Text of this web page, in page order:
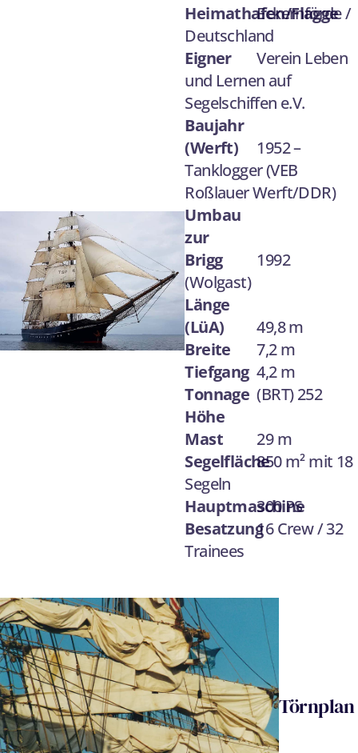
Heimathafen/Flagge
Eckernförde /
Deutschland
Eigner
Verein Leben
und Lernen auf
Segelschiffen e.V.
Baujahr
(Werft)
1952 –
Tanklogger (VEB
Roßlauer Werft/DDR)
Umbau
zur
Brigg
1992
(Wolgast)
Länge
(LüA)
49,8 m
Breite
7,2 m
Tiefgang 4,2 m
Tonnage (BRT) 252
Höhe
Mast
29 m
Segelfläche850 m² mit 18
Segeln
Hauptmaschine
300 PS
Besatzung16 Crew / 32
Trainees
Törnplan